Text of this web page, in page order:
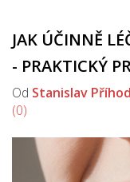
JAK ÚČINNĚ
- PRAKTICKÝ
Od Stanislav
(0)